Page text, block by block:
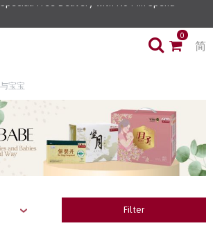
0
简
宝宝
Filter